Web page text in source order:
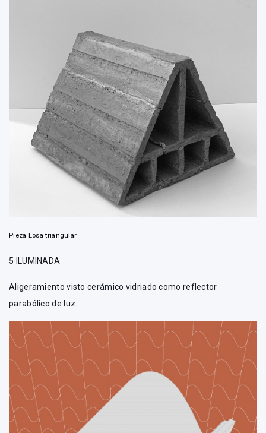
Pieza Losa triangular
5 ILUMINADA
Aligeramiento visto cerámico vidriado como reflector
parabólico de luz.